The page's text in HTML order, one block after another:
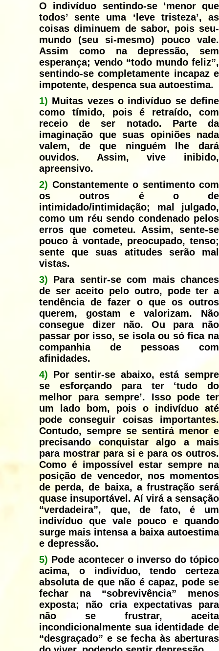
O indivíduo sentindo-se ‘menor que
todos’ sente uma ‘leve tristeza’, as
coisas diminuem de sabor, pois seu-
mundo (seu si-mesmo) pouco vale.
Assim como na depressão, sem
esperança; vendo “todo mundo feliz”,
sentindo-se completamente incapaz e
impotente, despenca sua autoestima.
1) Muitas vezes o indivíduo se define
como tímido, pois é retraído, com
receio de ser notado. Parte da
imaginação que suas opiniões nada
valem, de que ninguém lhe dará
ouvidos. Assim, vive inibido,
apreensivo.
2) Constantemente o sentimento com
os outros é o de
intimidado/intimidação; mal julgado,
como um réu sendo condenado pelos
erros que cometeu. Assim, sente-se
pouco à vontade, preocupado, tenso;
sente que suas atitudes serão mal
vistas.
3) Para sentir-se com mais chances
de ser aceito pelo outro, pode ter a
tendência de fazer o que os outros
querem, gostam e valorizam. Não
consegue dizer não. Ou para não
passar por isso, se isola ou só fica na
companhia de pessoas com
afinidades.
4) Por sentir-se abaixo, está sempre
se esforçando para ter ‘tudo do
melhor para sempre’. Isso pode ter
um lado bom, pois o indivíduo até
pode conseguir coisas importantes.
Contudo, sempre se sentirá menor e
precisando conquistar algo a mais
para mostrar para si e para os outros.
Como é impossível estar sempre na
posição de vencedor, nos momentos
de perda, de baixa, a frustração será
quase insuportável. Aí virá a sensação
“verdadeira”, que, de fato, é um
indivíduo que vale pouco e quando
surge mais intensa a baixa autoestima
e depressão.
5) Pode acontecer o inverso do tópico
acima, o indivíduo, tendo certeza
absoluta de que não é capaz, pode se
fechar na “sobrevivência” menos
exposta; não cria expectativas para
não se frustrar, aceita
incondicionalmente sua identidade de
“desgraçado” e se fecha às aberturas